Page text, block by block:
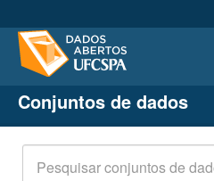
Conjuntos de dados
Organizações
Grupos
Conjuntos de dados